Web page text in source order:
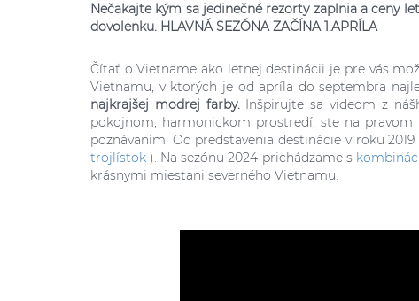
Nečakajte kým sa jedinečné rezorty zaplnia a ceny
dovolenku. HLAVNÁ SEZÓNA ZAČÍNA 1.APRÍLA
Čítať o Vietname ako letnej destinácii je pre vás
Vietnamu, v ktorých je od apríla do septembra
najkrajšej modrej farby.Inšpirujte sa videom z
pokojnom, harmonickom prostredí, ste na
poznávaním. Od predstavenia destinácie v roku
trojlístok ). Na sezónu 2024 prichádzame s
krásnymi miestani severného Vietnamu.